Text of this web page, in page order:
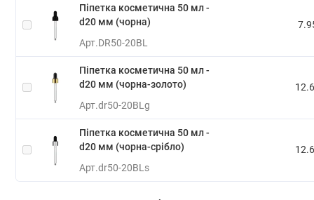
Піпетка косметична 50 мл -
d20 мм (чорна)
Арт.DR50-20BL
Піпетка косметична 50 мл -
d20 мм (чорна-золото)
Арт.dr50-20BLg
Піпетка косметична 50 мл -
d20 мм (чорна-срібло)
Арт.dr50-20BLs